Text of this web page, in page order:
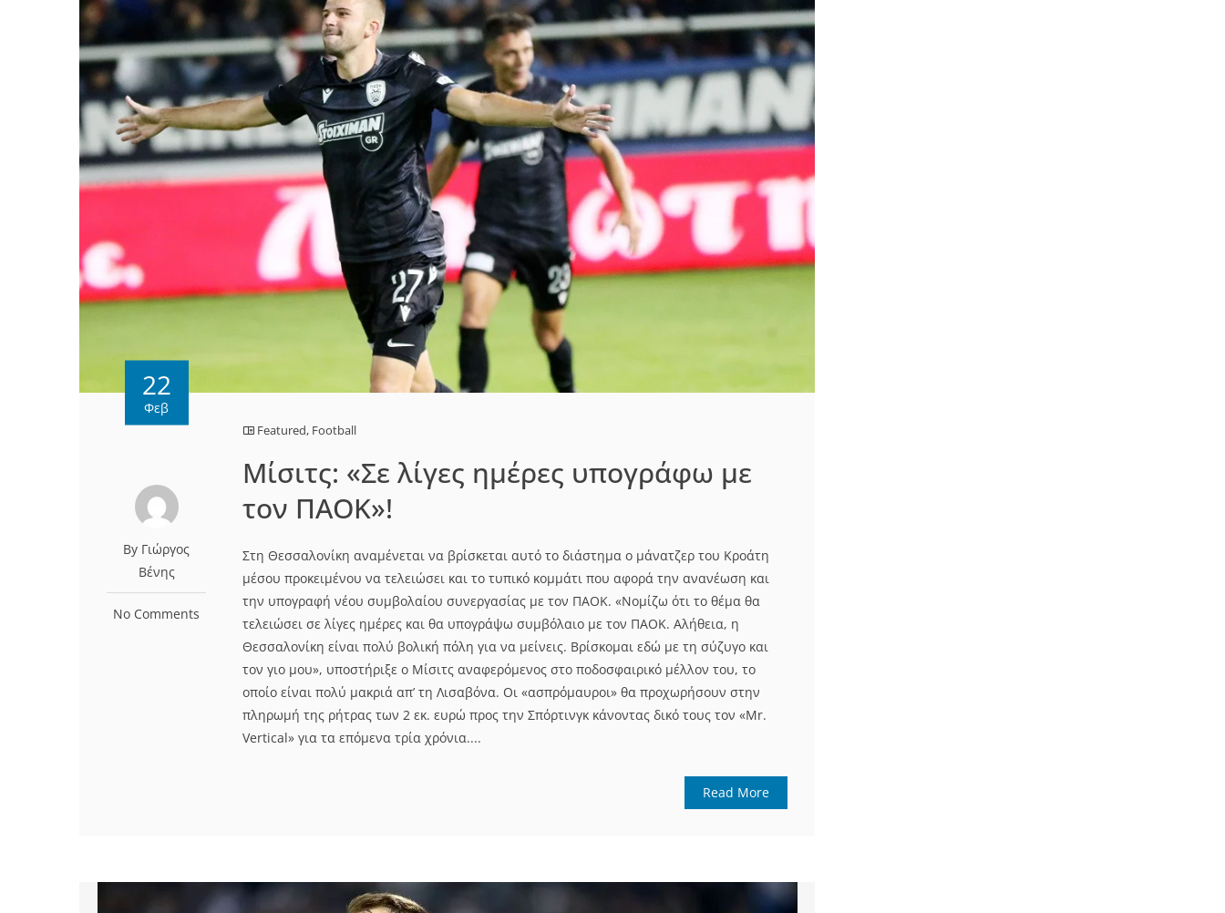
22
Φεβ
By Γιώργος
Βένης
No Comments
Featured, Football
Mίσιτς: «Σε λίγες ημέρες υπογράφω με
τον ΠΑΟΚ»!
Στη Θεσσαλονίκη αναμένεται να βρίσκεται αυτό το διάστημα ο μάνατζερ του Κροάτη
μέσου προκειμένου να τελειώσει και το τυπικό κομμάτι που αφορά την ανανέωση και
την υπογραφή νέου συμβολαίου συνεργασίας με τον ΠΑΟΚ. «Νομίζω ότι το θέμα θα
τελειώσει σε λίγες ημέρες και θα υπογράψω συμβόλαιο με τον ΠΑΟΚ. Αλήθεια, η
Θεσσαλονίκη είναι πολύ βολική πόλη για να μείνεις. Βρίσκομαι εδώ με τη σύζυγο και
τον γιο μου», υποστήριξε ο Μίσιτς αναφερόμενος στο ποδοσφαιρικό μέλλον του, το
οποίο είναι πολύ μακριά απ’ τη Λισαβόνα. Οι «ασπρόμαυροι» θα προχωρήσουν στην
πληρωμή της ρήτρας των 2 εκ. ευρώ προς την Σπόρτινγκ κάνοντας δικό τους τον «Mr.
Vertical» για τα επόμενα τρία χρόνια....
Read More